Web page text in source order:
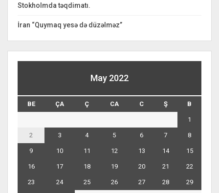
Stokholmda təqdimatı.
İran “Quymaq yesə də düzəlməz”
May 2022
BE ÇA Ç CA C Ş B
1
2 3 4 5 6 7 8
9 10 11 12 13 14 15
16 17 18 19 20 21 22
23 24 25 26 27 28 29